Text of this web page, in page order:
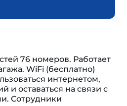
76 номеров. Работает
WiFi (бесплатно)
интернетом,
и оставаться на связи с
Сотрудники